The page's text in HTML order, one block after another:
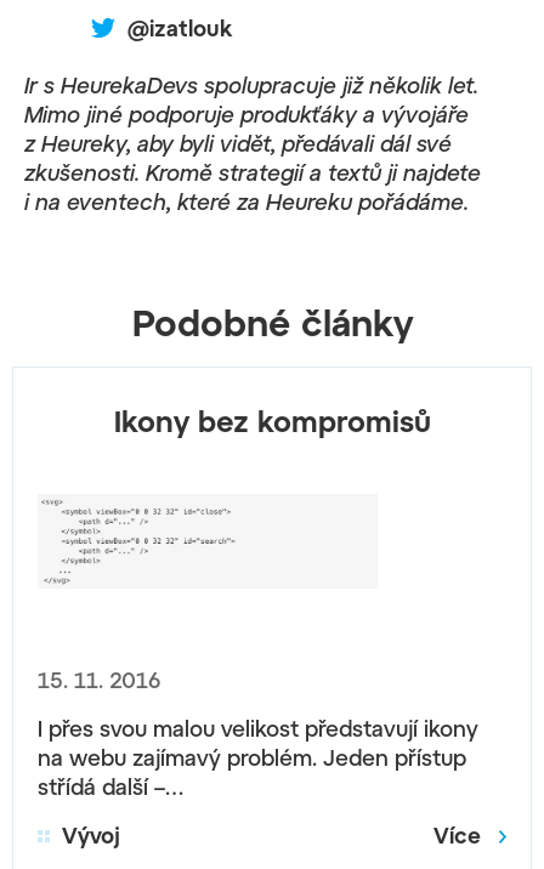
@izatlouk
Ir s HeurekaDevs spolupracuje již několik let.
Mimo jiné podporuje produkťáky a vývojáře
z Heureky, aby byli vidět, předávali dál své
zkušenosti. Kromě strategií a textů ji najdete
i na eventech, které za Heureku pořádáme.
Podobné články
Ikony bez kompromisů
15. 11. 2016
I přes svou malou velikost představují ikony
na webu zajímavý problém. Jeden přístup
střídá další –…
Vývoj
Více